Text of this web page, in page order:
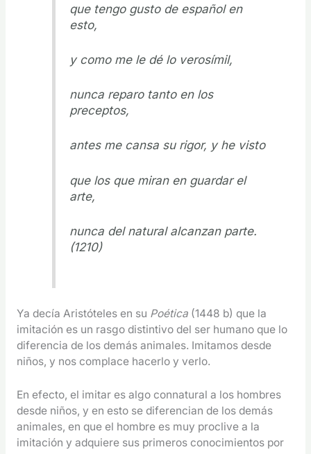
que tengo gusto de español en
esto,
y como me le dé lo verosímil,
nunca reparo tanto en los
preceptos,
antes me cansa su rigor, y he visto
que los que miran en guardar el
arte,
nunca del natural alcanzan parte.
(1210)
Ya decía Aristóteles en su Poética(1448 b) que la
imitación es un rasgo distintivo del ser humano que lo
diferencia de los demás animales. Imitamos desde
niños, y nos complace hacerlo y verlo.
En efecto, el imitar es algo connatural a los hombres
desde niños, y en esto se diferencian de los demás
animales, en que el hombre es muy proclive a la
imitación y adquiere sus primeros conocimientos por